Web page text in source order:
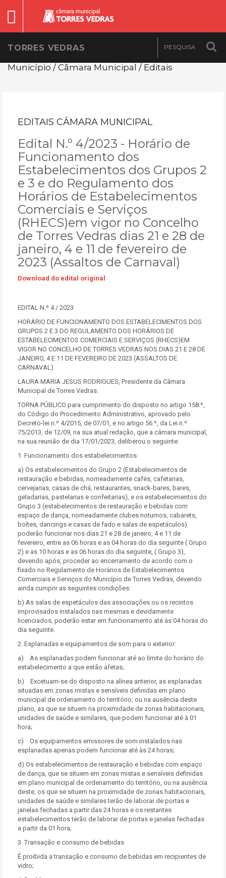
TORRES VEDRAS
Município / Câmara Municipal / Editais
EDITAIS CÂMARA MUNICIPAL
Edital N.º 4/2023 - Horário de
Funcionamento dos
Estabelecimentos dos Grupos 2
e 3 e do Regulamento dos
Horários de Estabelecimentos
Comerciais e Serviços
(RHECS)em vigor no Concelho
de Torres Vedras dias 21 e 28 de
janeiro, 4 e 11 de fevereiro de
2023 (Assaltos de Carnaval)
Download do edital original
EDITAL N.º 4 / 2023
HORÁRIO DE FUNCIONAMENTO DOS ESTABELECIMENTOS DOS
GRUPOS 2 E 3 DO REGULAMENTO DOS HORÁRIOS DE
ESTABELECIMENTOS COMERCIAIS E SERVIÇOS (RHECS)EM
VIGOR NO CONCELHO DE TORRES VEDRAS NOS DIAS 21 E 28 DE
JANEIRO, 4 E 11 DE FEVEREIRO DE 2023 (ASSALTOS DE
CARNAVAL)
LAURA MARIA JESUS RODRIGUES, Presidente da Câmara
Municipal de Torres Vedras:
TORNA PÚBLICO para cumprimento do disposto no artigo 158.º,
do Código do Procedimento Administrativo, aprovado pelo
Decreto-lei n.º 4/2015, de 07/01, e no artigo 56.º, da Lei n.º
75/2013, de 12/09, na sua atual redação, que a câmara municipal,
na sua reunião de dia 17/01/2023, deliberou o seguinte:
1. Funcionamento dos estabelecimentos:
a) Os estabelecimentos do Grupo 2 (Estabelecimentos de
restauração e bebidas, nomeadamente cafés, cafetarias,
cervejarias, casas de chá, restaurantes, snack-bares, bares,
geladarias, pastelarias e confeitarias), e os estabelecimentos do
Grupo 3 (estabelecimentos de restauração e bebidas com
espaço de dança, nomeadamente clubes noturnos, cabarets,
boîtes, dancings e casas de fado e salas de espetáculos)
poderão funcionar nos dias 21 e 28 de janeiro, 4 e 11 de
fevereiro, entre as 06 horas e as 04 horas do dia seguinte ( Grupo
2) e as 10 horas e as 06 horas do dia seguinte, ( Grupo 3),
devendo após, proceder ao encerramento de acordo com o
fixado no Regulamento de Horários de Estabelecimentos
Comerciais e Serviços do Município de Torres Vedras, devendo
ainda cumprir as seguintes condições:
b) As salas de espetáculos das associações ou os recintos
improvisados instalados nas mesmas e devidamente
licenciados, poderão estar em funcionamento até às 04 horas do
dia seguinte.
2. Esplanadas e equipamentos de som para o exterior:
a) As esplanadas podem funcionar até ao limite do horário do
estabelecimento a que estão afetas;
b) Excetuam-se do disposto na alínea anterior, as esplanadas
situadas em zonas mistas e sensíveis definidas em plano
municipal de ordenamento do território, ou na ausência deste
plano, as que se situem na proximidade de zonas habitacionais,
unidades de saúde e similares, que podem funcionar até à 01
hora;
c) Os equipamentos emissores de som instalados nas
esplanadas apenas podem funcionar até às 24 horas;
d) Os estabelecimentos de restauração e bebidas com espaço
de dança, que se situem em zonas mistas e sensíveis definidas
em plano municipal de ordenamento do território, ou na ausência
deste, os que se situem na proximidade de zonas habitacionais,
unidades de saúde e similares terão de laborar de portas e
janelas fechadas a partir das 24 horas e os restantes
estabelecimentos terão de laborar de portas e janelas fechadas
a partir da 01 hora;
3. Transação e consumo de bebidas
É proibida a transação e consumo de bebidas em recipientes de
vidro;